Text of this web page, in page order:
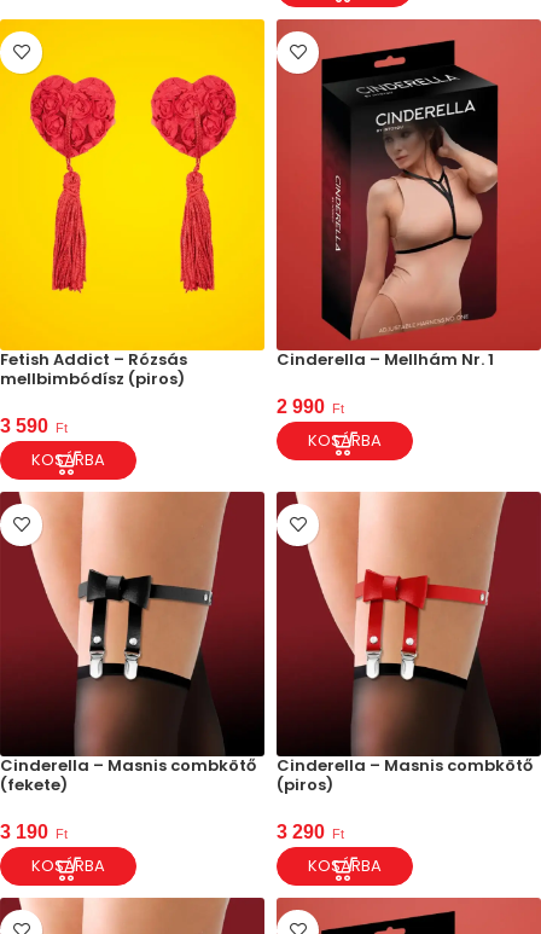
Fetish Addict – Rózsás
mellbimbódísz (piros)
3 590 Ft
KOSÁRBA
Cinderella – Mellhám Nr. 1
2 990 Ft
KOSÁRBA
Cinderella – Masnis combkötő
(fekete)
3 190 Ft
KOSÁRBA
Cinderella – Masnis combkötő
(piros)
3 290 Ft
KOSÁRBA